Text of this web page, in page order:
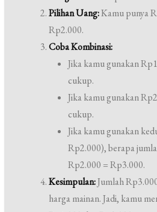
Pilihan Uang:Kamu punya
Rp2.000.
Coba Kombinasi:
Jika kamu gunakan
cukup.
Jika kamu gunakan
cukup.
Jika kamu gunakan
Rp2.000), berapa
Rp2.000 = Rp3.000.
Kesimpulan:Jumlah
harga mainan. Jadi, kamu